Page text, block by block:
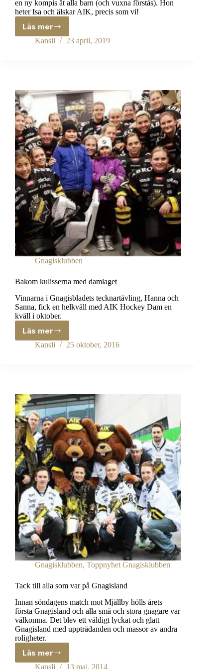
en ny kompis åt alla barn (och vuxna förstås). Hon
heter Isa och älskar AIK, precis som vi!
Läs merVälkommen
Isa!
Kansli 23 april, 2019
Gnagisklubben
Bakom kulisserna med damlaget
Vinnarna i Gnagisbladets tecknartävling, Hanna och
Sanna, fick en helkväll med AIK Hockey Dam en
kväll i oktober.
Läs merBakom
kulisserna
Kansli 25 oktober, 2016
Gnagisklubben, Toppnyhet Gnagisklubben
Tack till alla som var på Gnagisland
Innan söndagens match mot Mjällby hölls årets
första Gnagisland och alla små och stora gnagare var
välkomna. Det blev ett väldigt lyckat och glatt
Gnagisland med uppträdanden och massor av andra
roligheter.
Läs mer
Tack
till
Kansli 13 maj, 2014